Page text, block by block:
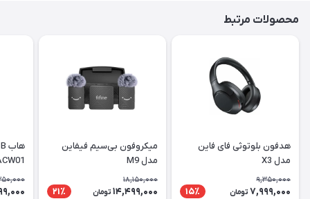
محصولات مرتبط
هدفون بلوتوثی فای فاین
مدل X3
9,350,000
7,999,000 تومان 15٪
میکروفون بی‌سیم فیفاین
مدل M9
18,150,000
14,499,000 تومان 21٪